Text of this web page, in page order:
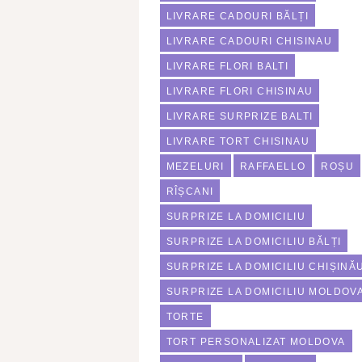
LIVRARE CADOURI BĂLȚI
LIVRARE CADOURI CHISINAU
LIVRARE FLORI BALTI
LIVRARE FLORI CHISINAU
LIVRARE SURPRIZE BALTI
LIVRARE TORT CHISINAU
MEZELURI RAFFAELLO ROȘU
RÎȘCANI
SURPRIZE LA DOMICILIU
SURPRIZE LA DOMICILIU BĂLȚI
SURPRIZE LA DOMICILIU
SURPRIZE LA DOMICILIU
TORTE
TORT PERSONALIZAT MOLDOVA